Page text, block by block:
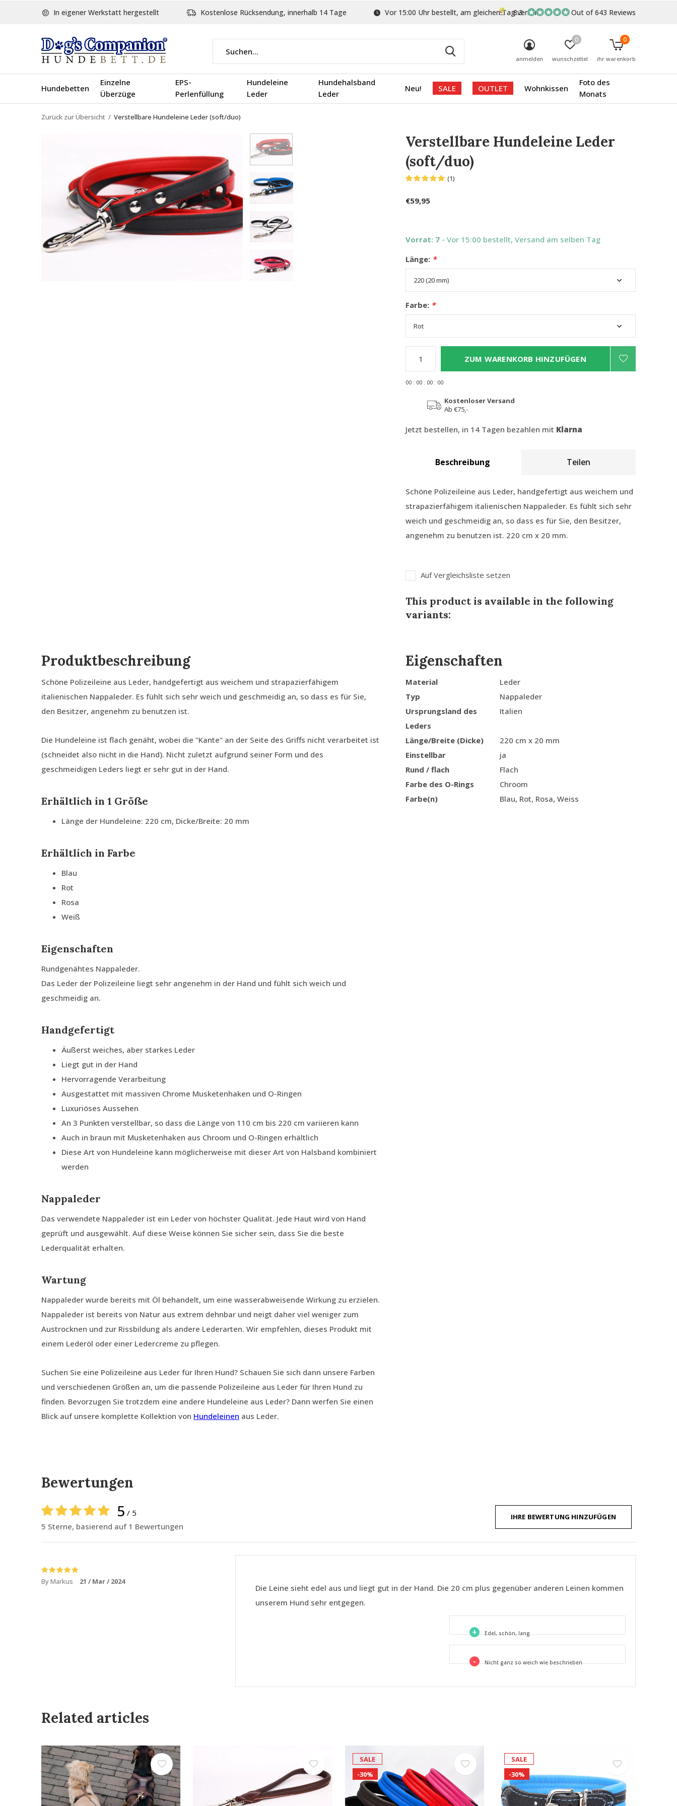
Hundebetten
Einzelne
Überzüge
EPS-
Perlenfüllung
Hundeleine
Leder
Hundehalsband
Leder
Neu! SALE OUTLET Wohnkissen
Foto des
Monats
anmelden wunschzettel
0
ihr warenkorb
0
In eigener Werkstatt hergestellt Kostenlose Rücksendung, innerhalb 14 Tage Vor 15:00 Uhr bestellt, am gleichen Tag versand
8.3 Out of 643 Reviews
Zurück zur Übersicht Verstellbare Hundeleine Leder (soft/duo)
Verstellbare Hundeleine Leder
(soft/duo)
(1)
€59,95
Vorrat: 7 - Vor 15:00 bestellt, Versand am selben Tag
Länge: *
Farbe: *
ZUM WARENKORB HINZUFÜGEN
00 : 00 : 00 : 00
Kostenloser Versand
Ab €75,-
Jetzt bestellen, in 14 Tagen bezahlen mit Klarna
Beschreibung Teilen
Schöne Polizeileine aus Leder, handgefertigt aus weichem und
strapazierfähigem italienischen Nappaleder. Es fühlt sich sehr
weich und geschmeidig an, so dass es für Sie, den Besitzer,
angenehm zu benutzen ist. 220 cm x 20 mm.
Auf Vergleichsliste setzen
This product is available in the following
variants:
Produktbeschreibung
Schöne Polizeileine aus Leder, handgefertigt aus weichem und strapazierfähigem
italienischen Nappaleder. Es fühlt sich sehr weich und geschmeidig an, so dass es für Sie,
den Besitzer, angenehm zu benutzen ist.
Die Hundeleine ist flach genäht, wobei die "Kante" an der Seite des Griffs nicht verarbeitet ist
(schneidet also nicht in die Hand). Nicht zuletzt aufgrund seiner Form und des
geschmeidigen Leders liegt er sehr gut in der Hand.
Erhältlich in 1 Größe
Länge der Hundeleine: 220 cm, Dicke/Breite: 20 mm
Erhältlich in Farbe
Blau
Rot
Rosa
Weiß
Eigenschaften
Rundgenähtes Nappaleder.
Das Leder der Polizeileine liegt sehr angenehm in der Hand und fühlt sich weich und
geschmeidig an.
Handgefertigt
Äußerst weiches, aber starkes Leder
Liegt gut in der Hand
Hervorragende Verarbeitung
Ausgestattet mit massiven Chrome Musketenhaken und O-Ringen
Luxuriöses Aussehen
An 3 Punkten verstellbar, so dass die Länge von 110 cm bis 220 cm variieren kann
Auch in braun mit Musketenhaken aus Chroom und O-Ringen erhältlich
Diese Art von Hundeleine kann möglicherweise mit dieser Art von Halsband kombiniert
werden
Nappaleder
Das verwendete Nappaleder ist ein Leder von höchster Qualität. Jede Haut wird von Hand
geprüft und ausgewählt. Auf diese Weise können Sie sicher sein, dass Sie die beste
Lederqualität erhalten.
Wartung
Nappaleder wurde bereits mit Öl behandelt, um eine wasserabweisende Wirkung zu erzielen.
Nappaleder ist bereits von Natur aus extrem dehnbar und neigt daher viel weniger zum
Austrocknen und zur Rissbildung als andere Lederarten. Wir empfehlen, dieses Produkt mit
einem Lederöl oder einer Ledercreme zu pflegen.
Suchen Sie eine Polizeileine aus Leder für Ihren Hund? Schauen Sie sich dann unsere Farben
und verschiedenen Größen an, um die passende Polizeileine aus Leder für Ihren Hund zu
finden. Bevorzugen Sie trotzdem eine andere Hundeleine aus Leder? Dann werfen Sie einen
Blick auf unsere komplette Kollektion von Hundeleinen aus Leder.
Eigenschaften
Material
Leder
Typ
Nappaleder
Ursprungsland des
Leders
Italien
Länge/Breite (Dicke)
220 cm x 20 mm
Einstellbar
ja
Rund / flach
Flach
Farbe des O-Rings
Chroom
Farbe(n)
Blau, Rot, Rosa, Weiss
Bewertungen
5 / 5
5 Sterne, basierend auf 1 Bewertungen
IHRE BEWERTUNG HINZUFÜGEN
By Markus 21 / Mar / 2024
Die Leine sieht edel aus und liegt gut in der Hand. Die 20 cm plus gegenüber anderen Leinen kommen
unserem Hund sehr entgegen.
+ Edel, schön, lang
- Nicht ganz so weich wie beschrieben
Related articles
SALE
-30%
SALE
-30%